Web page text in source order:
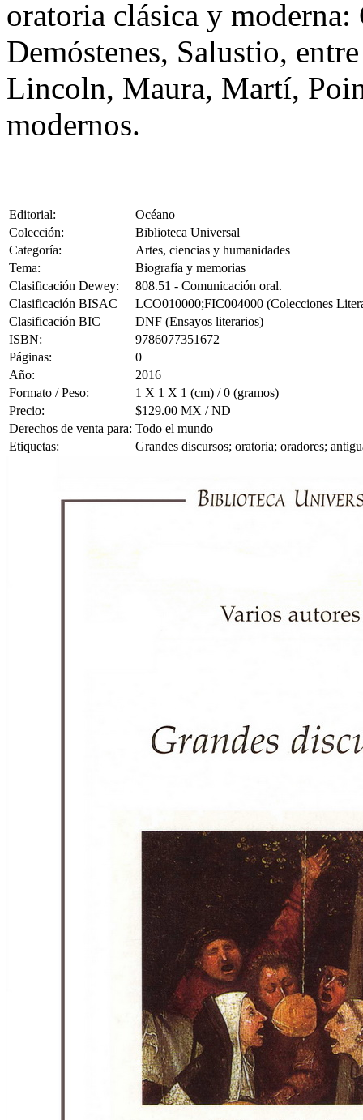
oratoria clásica y moderna:
Demóstenes, Salustio,
Lincoln, Maura, Martí,
modernos.
Editorial:
Océano
Colección:
Biblioteca Universal
Categoría:
Artes, ciencias y humanidades
Tema:
Biografía y memorias
Clasificación Dewey:
808.51 - Comunicación oral.
Clasificación BISAC
LCO010000;FIC004000 (Colecciones
Clasificación BIC
DNF (Ensayos literarios)
ISBN:
9786077351672
Páginas:
0
Año:
2016
Formato / Peso:
1 X 1 X 1 (cm) / 0 (gramos)
Precio:
$129.00 MX / ND
Derechos de venta para: Todo el mundo
Etiquetas:
Grandes discursos; oratoria; oradores;